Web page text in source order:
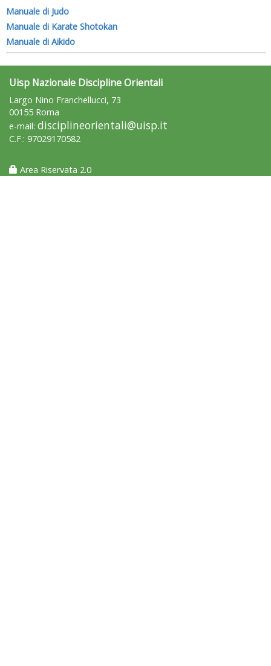
Manuale di Judo
Manuale di Karate Shotokan
Manuale di Aikido
Uisp Nazionale Discipline Orientali
Largo Nino Franchellucci, 73
00155 Roma
e-mail: disciplineorientali@uisp.it
C.F.: 97029170582
Area Riservata 2.0